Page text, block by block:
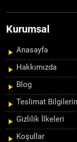
Kurumsal
Anasayfa
Hakkımızda
Blog
Teslimat
Gizlilik İlkeleri
Koşullar